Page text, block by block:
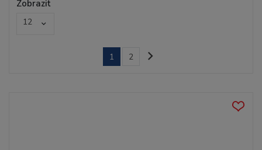
Zobrazit
12
1 2